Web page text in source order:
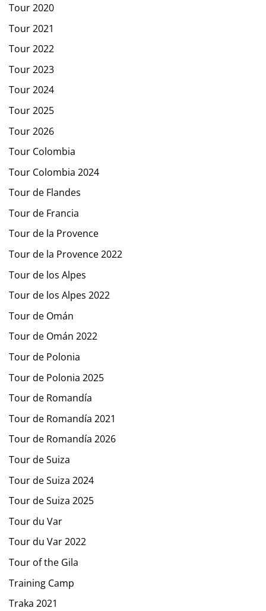
Tour 2020
Tour 2021
Tour 2022
Tour 2023
Tour 2024
Tour 2025
Tour 2026
Tour Colombia
Tour Colombia 2024
Tour de Flandes
Tour de Francia
Tour de la Provence
Tour de la Provence 2022
Tour de los Alpes
Tour de los Alpes 2022
Tour de Omán
Tour de Omán 2022
Tour de Polonia
Tour de Polonia 2025
Tour de Romandía
Tour de Romandía 2021
Tour de Romandía 2026
Tour de Suiza
Tour de Suiza 2024
Tour de Suiza 2025
Tour du Var
Tour du Var 2022
Tour of the Gila
Training Camp
Traka 2021